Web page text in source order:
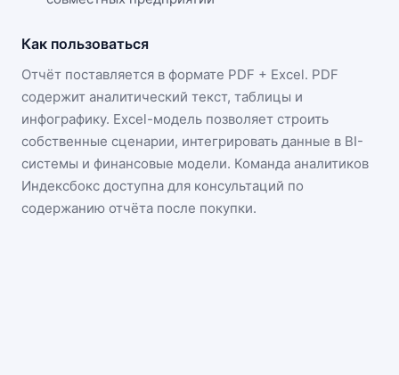
Как пользоваться
Отчёт поставляется в формате PDF + Excel. PDF
содержит аналитический текст, таблицы и
инфографику. Excel-модель позволяет строить
собственные сценарии, интегрировать данные в BI-
системы и финансовые модели. Команда аналитиков
Индексбокс доступна для консультаций по
содержанию отчёта после покупки.